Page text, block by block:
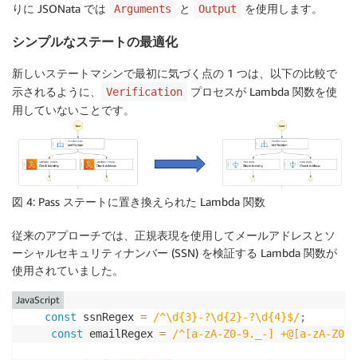
りに JSONata では
Arguments と Output を使用します。
シンプルなステートの最適化
新しいステートマシンで最初に気づく点の 1 つは、以下の比較で
示されるように、
Verification
プロセスが Lambda 関数を使
用していないことです。
図 4: Pass ステートに置き換えられた Lambda 関数
従来のアプローチでは、正規表現を使用してメールアドレスとソ
ーシャルセキュリティナンバー (SSN) を検証する Lambda 関数が
使用されていました。
const ssnRegex = /^\d{3}-?\d{2}-?\d{4}$/;
const emailRegex = /^[a-zA-Z0-9._-] +@[a-zA-
JavaScript